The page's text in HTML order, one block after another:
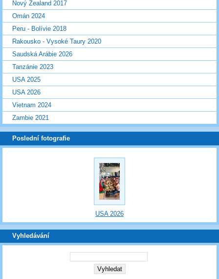
Nový Zealand 2017
Omán 2024
Peru - Bolívie 2018
Rakousko - Vysoké Taury 2020
Saudská Arábie 2026
Tanzánie 2023
USA 2025
USA 2026
Vietnam 2024
Zambie 2021
Poslední fotografie
USA 2026
Vyhledávání